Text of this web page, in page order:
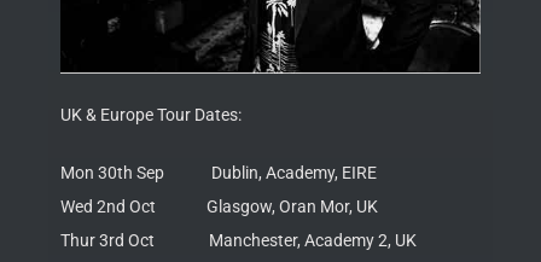
UK & Europe Tour Dates:
Mon 30th Sep Dublin, Academy, EIRE
Wed 2nd Oct Glasgow, Oran Mor, UK
Thur 3rd Oct Manchester, Academy 2, UK